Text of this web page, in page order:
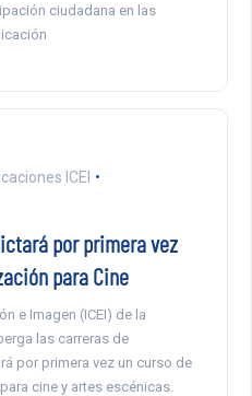
ciudadana en las
ICEI
por primera vez
para Cine
e Imagen (ICEI) de la
las carreras de
por primera vez un curso de
cine y artes escénicas.